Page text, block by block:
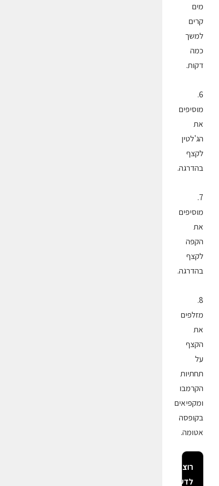
מים
קרים
למשך
כמה
דקות.
6.
מוסיפים
את
הג'לטין
לקצף
בהדרגה.
7.
מוסיפים
את
הקפה
לקצף
בהדרגה.
8.
מזלפים
את
הקצף
על
תחתיות
הקרמבו
ומקפיאים
בקופסה
אטומה.
רוצה
לדעת